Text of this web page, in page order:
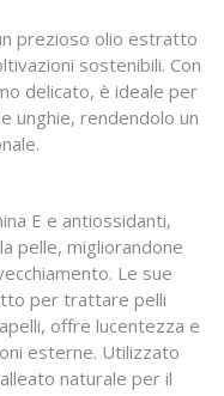
prezioso olio estratto
sostenibili. Con
delicato, è ideale per
unghie, rendendolo un
E e antiossidanti,
pelle, migliorandone
Le sue
per trattare pelli
offre lucentezza e
esterne. Utilizzato
naturale per il